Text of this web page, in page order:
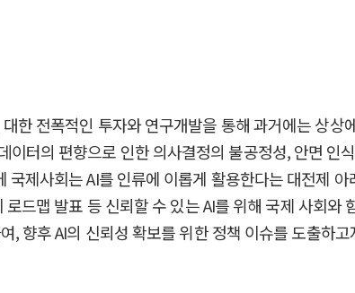
한 전폭적인 투자와 연구개발을 통해 과거에는 상상
터의 편향으로 인한 의사결정의 불공정성, 안면 인
제사회는 AI를 인류에 이롭게 활용한다는 대전제
드맵 발표 등 신뢰할 수 있는 AI를 위해 국제 사회와
향후 AI의 신뢰성 확보를 위한 정책 이슈를 도출하